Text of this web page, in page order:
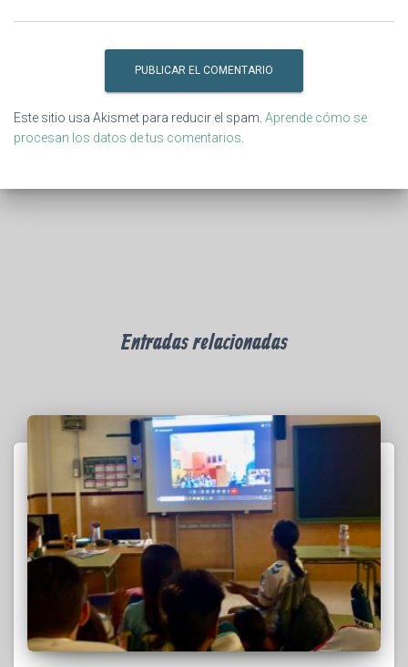
Este sitio usa Akismet para reducir el spam. Aprende cómo se
procesan los datos de tus comentarios
Entradas relacionadas